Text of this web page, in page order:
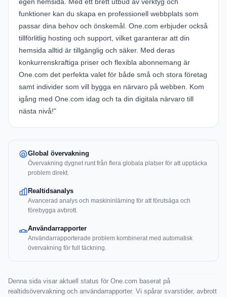
egen hemsida. Med ett brett utbud av verktyg och
funktioner kan du skapa en professionell webbplats som
passar dina behov och önskemål. One.com erbjuder också
tillförlitlig hosting och support, vilket garanterar att din
hemsida alltid är tillgänglig och säker. Med deras
konkurrenskraftiga priser och flexibla abonnemang är
One.com det perfekta valet för både små och stora företag
samt individer som vill bygga en närvaro på webben. Kom
igång med One.com idag och ta din digitala närvaro till
nästa nivå!"
Global övervakning
Övervakning dygnet runt från flera globala platser för att upptäcka
problem direkt.
Realtidsanalys
Avancerad analys och maskininlärning för att förutsäga och
förebygga avbrott.
Användarrapporter
Användarrapporterade problem kombinerat med automatisk
övervakning för full täckning.
Denna sida visar aktuell status för One.com baserat på
realtidsövervakning och användarrapporter. Vi spårar svarstider, avbrott